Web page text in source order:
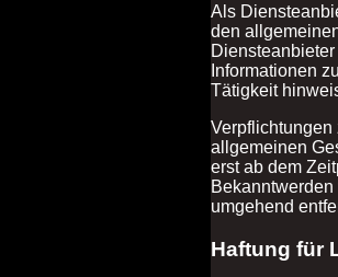
Als
den
Informationen
Tätigkeit
Verpflichtungen
allgemeinen
erst ab dem
umgehend
Haftung für